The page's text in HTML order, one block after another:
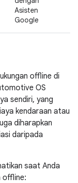
Asisten
Google
offline di
OS
sendiri, yang
kendaraan atau
diharapkan
daripada
saat Anda
offline: